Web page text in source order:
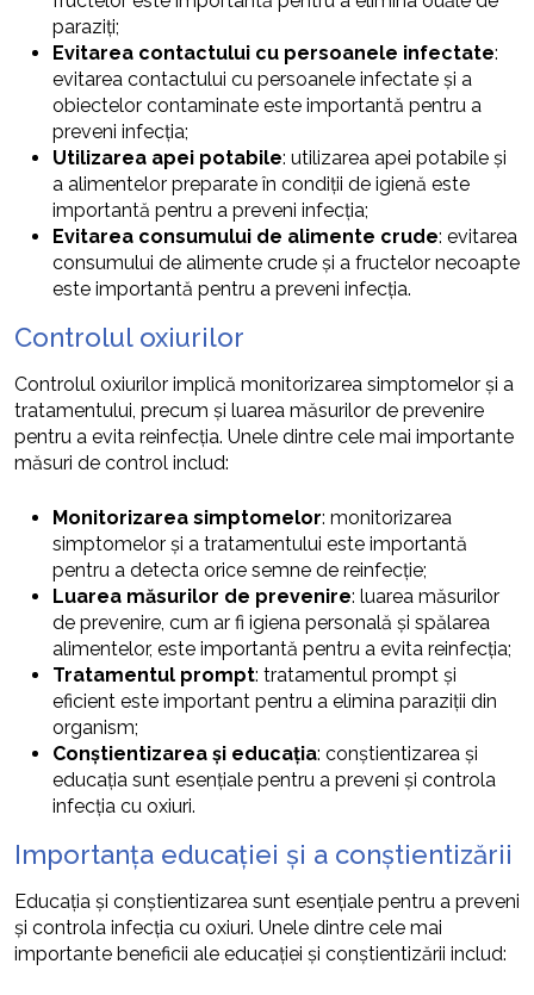
paraziți;
Evitarea contactului cu persoanele infectate:
evitarea contactului cu persoanele infectate și a
obiectelor contaminate este importantă pentru a
preveni infecția;
Utilizarea apei potabile: utilizarea apei potabile și
a alimentelor preparate în condiții de igienă este
importantă pentru a preveni infecția;
Evitarea consumului de alimente crude: evitarea
consumului de alimente crude și a fructelor necoapte
este importantă pentru a preveni infecția.
Controlul oxiurilor
Controlul oxiurilor implică monitorizarea simptomelor și a
tratamentului, precum și luarea măsurilor de prevenire
pentru a evita reinfecția. Unele dintre cele mai importante
măsuri de control includ:
Monitorizarea simptomelor: monitorizarea
simptomelor și a tratamentului este importantă
pentru a detecta orice semne de reinfecție;
Luarea măsurilor de prevenire: luarea măsurilor
de prevenire, cum ar fi igiena personală și spălarea
alimentelor, este importantă pentru a evita reinfecția;
Tratamentul prompt: tratamentul prompt și
eficient este important pentru a elimina paraziții din
organism;
Conștientizarea și educația: conștientizarea și
educația sunt esențiale pentru a preveni și controla
infecția cu oxiuri.
Importanța educației și a conștientizării
Educația și conștientizarea sunt esențiale pentru a preveni
și controla infecția cu oxiuri. Unele dintre cele mai
importante beneficii ale educației și conștientizării includ: